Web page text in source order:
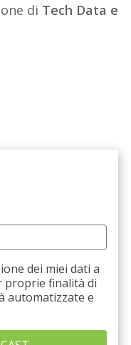
di Tech Data e
dei miei dati a
proprie finalità di
automatizzate e